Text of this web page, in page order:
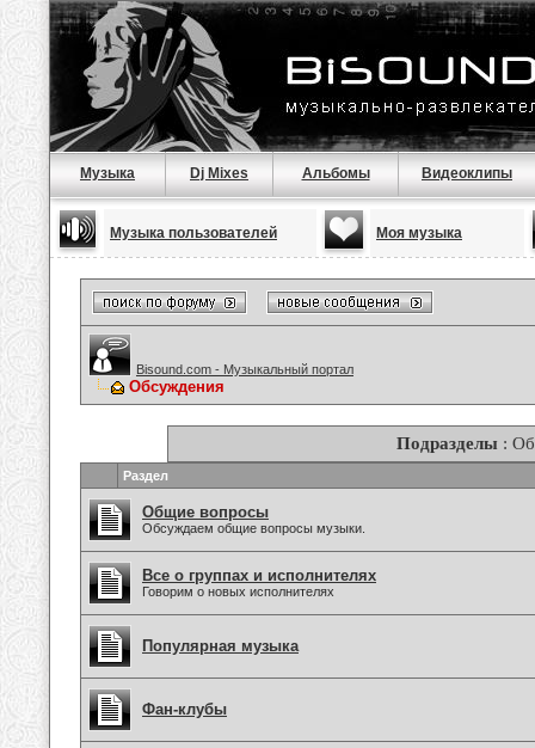
Музыка Dj Mixes Альбомы Видеоклипы
Музыка пользователей Моя музыка
Bisound.com - Музыкальный портал
Обсуждения
Подразделы :
Раздел
Общие вопросы
Обсуждаем общие вопросы музыки.
Все о группах и исполнителях
Говорим о новых исполнителях
Популярная музыка
Фан-клубы